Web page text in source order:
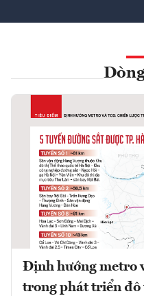
Định hướng metro
trong phát triển đô